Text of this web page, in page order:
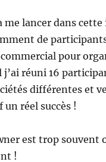
me lancer dans
de
pour
réuni 16
différentes et
réel succès !
est trop souvent
!